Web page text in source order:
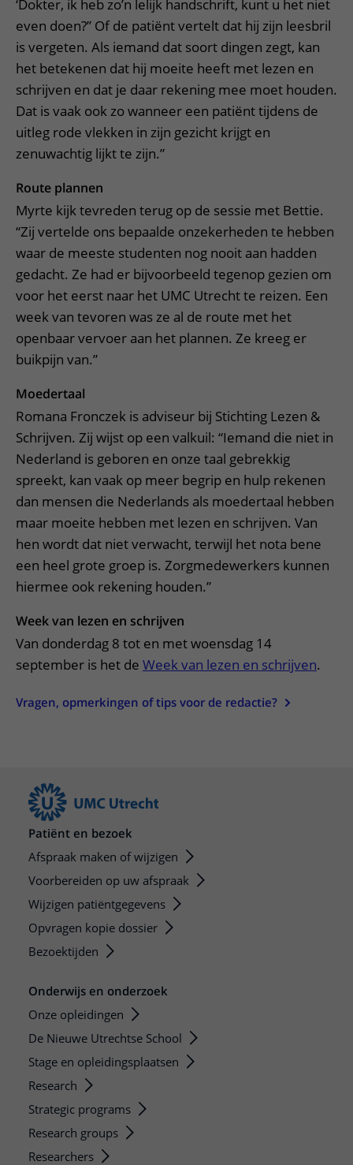
‘Dokter, ik heb zo’n lelijk handschrift, kunt u het niet
even doen?” Of de patiënt vertelt dat hij zijn leesbril
is vergeten. Als iemand dat soort dingen zegt, kan
het betekenen dat hij moeite heeft met lezen en
schrijven en dat je daar rekening mee moet houden.
Dat is vaak ook zo wanneer een patiënt tijdens de
uitleg rode vlekken in zijn gezicht krijgt en
zenuwachtig lijkt te zijn.”
Route plannen
Myrte kijk tevreden terug op de sessie met Bettie.
“Zij vertelde ons bepaalde onzekerheden te hebben
waar de meeste studenten nog nooit aan hadden
gedacht. Ze had er bijvoorbeeld tegenop gezien om
voor het eerst naar het UMC Utrecht te reizen. Een
week van tevoren was ze al de route met het
openbaar vervoer aan het plannen. Ze kreeg er
buikpijn van.”
Moedertaal
Romana Fronczek is adviseur bij Stichting Lezen &
Schrijven. Zij wijst op een valkuil: “Iemand die niet in
Nederland is geboren en onze taal gebrekkig
spreekt, kan vaak op meer begrip en hulp rekenen
dan mensen die Nederlands als moedertaal hebben
maar moeite hebben met lezen en schrijven. Van
hen wordt dat niet verwacht, terwijl het nota bene
een heel grote groep is. Zorgmedewerkers kunnen
hiermee ook rekening houden.”
Week van lezen en schrijven
Van donderdag 8 tot en met woensdag 14
september is het de Week van lezen en schrijven.
Vragen, opmerkingen of tips voor de redactie?
Patiënt en bezoek
Afspraak maken of wijzigen
Voorbereiden op uw afspraak
Wijzigen patiëntgegevens
Opvragen kopie dossier
Bezoektijden
Onderwijs en onderzoek
Onze opleidingen
De Nieuwe Utrechtse School
Stage en opleidingsplaatsen
Research
Strategic programs
Research groups
Researchers